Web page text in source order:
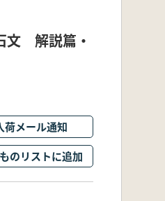
文 解説篇・
荷メール通知
のリストに追加